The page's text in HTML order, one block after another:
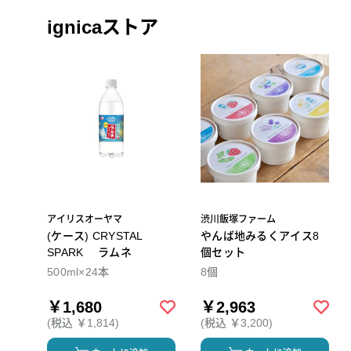
ignicaストア
アイリスオーヤマ
(ケース) CRYSTAL
SPARK ラムネ
500ml×24本
￥1,680
(税込 ￥1,814)
渋川飯塚ファーム
やんば地みるくアイス8
個セット
8個
￥2,963
(税込 ￥3,200)